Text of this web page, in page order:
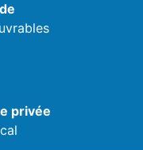
privée